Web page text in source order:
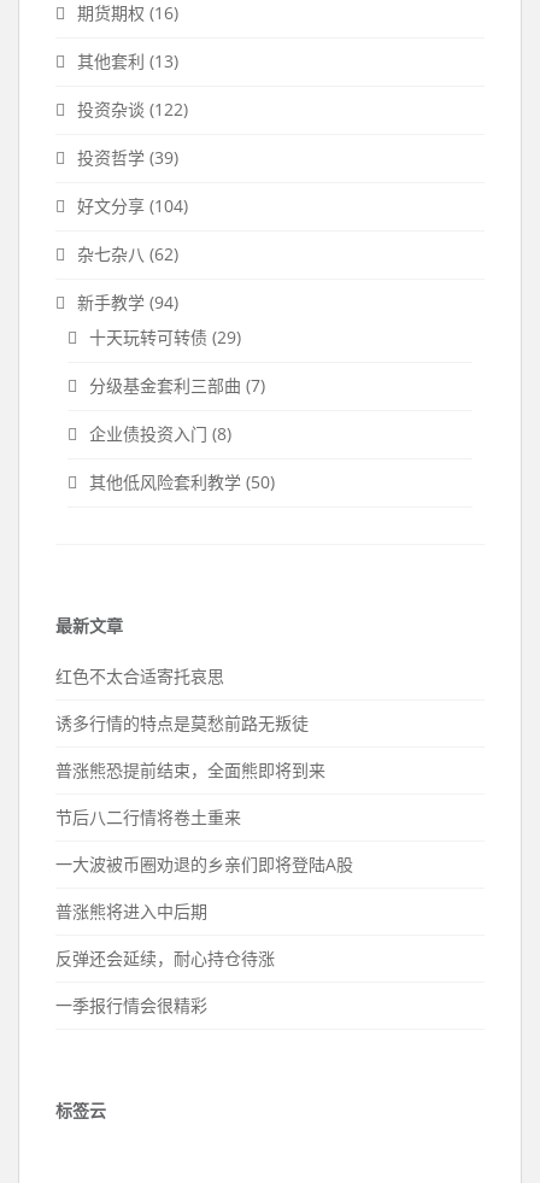
期货期权 (16)
其他套利 (13)
投资杂谈 (122)
投资哲学 (39)
好文分享 (104)
杂七杂八 (62)
新手教学 (94)
十天玩转可转债 (29)
分级基金套利三部曲 (7)
企业债投资入门 (8)
其他低风险套利教学 (50)
最新文章
红色不太合适寄托哀思
诱多行情的特点是莫愁前路无叛徒
普涨熊恐提前结束，全面熊即将到来
节后八二行情将卷土重来
一大波被币圈劝退的乡亲们即将登陆A股
普涨熊将进入中后期
反弹还会延续，耐心持仓待涨
一季报行情会很精彩
标签云